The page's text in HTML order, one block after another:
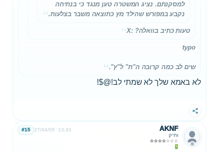
למסקנתם. נציג המשטרה טען מנגד כי בנתיחה
נקבע במפורש שהילדמץ כתוצאה משבר בצלעות.
טעות כתיב בוואלה? :X
typo
שים לב כמה קרובה ה"ת" ל"ץ".
לא באמא שלך לא שמתי לב!@$!
שתף
AKNF
ותיק
27/04/05 13:43
#15